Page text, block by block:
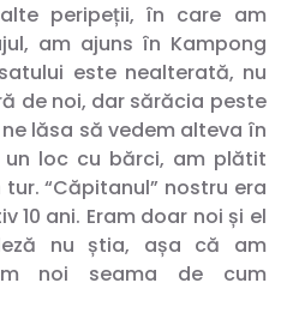
peripeții, în care am
am ajuns în Kampong
este nealterată, nu
de noi, dar sărăcia peste
lăsa să vedem alteva în
loc cu bărci, am plătit
“Căpitanul” nostru era
10 ani. Eram doar noi și el
nu știa, așa că am
noi seama de cum